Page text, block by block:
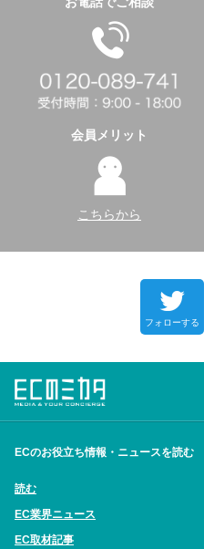
会員メリット
こちらから
フォローする
ECのお役立ち情報・ニュースを読む
読む
EC業界ニュース
EC取材記事